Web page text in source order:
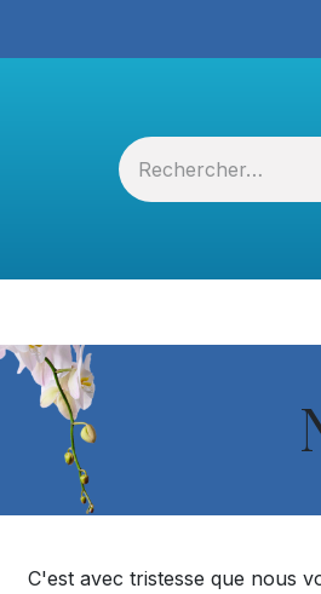
C'est avec tristesse que nous